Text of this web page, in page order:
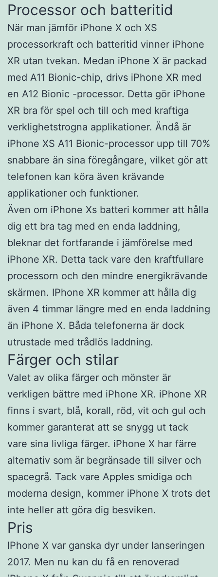
Processor och batteritid
När man jämför iPhone X och XS
processorkraft och batteritid vinner iPhone
XR utan tvekan. Medan iPhone X är packad
med A11 Bionic-chip, drivs iPhone XR med
en A12 Bionic -processor. Detta gör iPhone
XR bra för spel och till och med kraftiga
verklighetstrogna applikationer. Ändå är
iPhone XS A11 Bionic-processor upp till 70%
snabbare än sina föregångare, vilket gör att
telefonen kan köra även krävande
applikationer och funktioner.
Även om iPhone Xs batteri kommer att hålla
dig ett bra tag med en enda laddning,
bleknar det fortfarande i jämförelse med
iPhone XR. Detta tack vare den kraftfullare
processorn och den mindre energikrävande
skärmen. IPhone XR kommer att hålla dig
även 4 timmar längre med en enda laddning
än iPhone X. Båda telefonerna är dock
utrustade med trådlös laddning.
Färger och stilar
Valet av olika färger och mönster är
verkligen bättre med iPhone XR. iPhone XR
finns i svart, blå, korall, röd, vit och gul och
kommer garanterat att se snygg ut tack
vare sina livliga färger. iPhone X har färre
alternativ som är begränsade till silver och
spacegrå. Tack vare Apples smidiga och
moderna design, kommer iPhone X trots det
inte heller att göra dig besviken.
Pris
IPhone X var ganska dyr under lanseringen
2017. Men nu kan du få en renoverad